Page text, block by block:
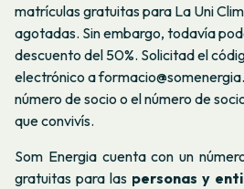
matrículas gratuitas para La Uni
agotadas. Sin embargo, todavía
descuento del 50%. Solicitad el
electrónico a
número de socio o el número de
que convivís.
Som Energia cuenta con un
gratuitas para las personas y